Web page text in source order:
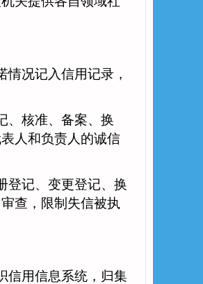
况记入信用记录，
、核准、备案、换
人和负责人的诚信
登记、变更登记、换
查，限制失信被执
信用信息系统，归集